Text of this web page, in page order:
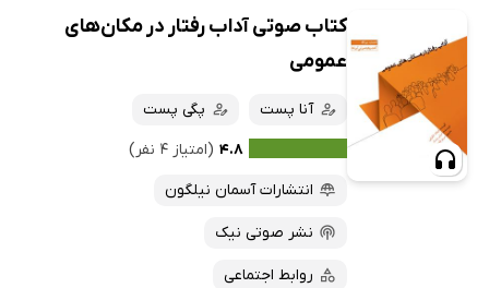
کتاب صوتی آداب رفتار در مکان‌های
عمومی
آنا پست
پگی پست
۴.۸ (امتیاز ۴ نفر)
انتشارات آسمان نیلگون
نشر صوتی نیک
روابط اجتماعی